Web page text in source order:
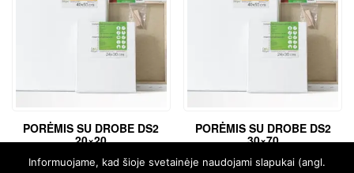
PORĖMIS SU DROBE DS2
20×20
€3,73
PORĖMIS SU DROBE DS2
30×70
€ 8,94
Informuojame, kad šioje svetainėje naudojami slapukai (angl.